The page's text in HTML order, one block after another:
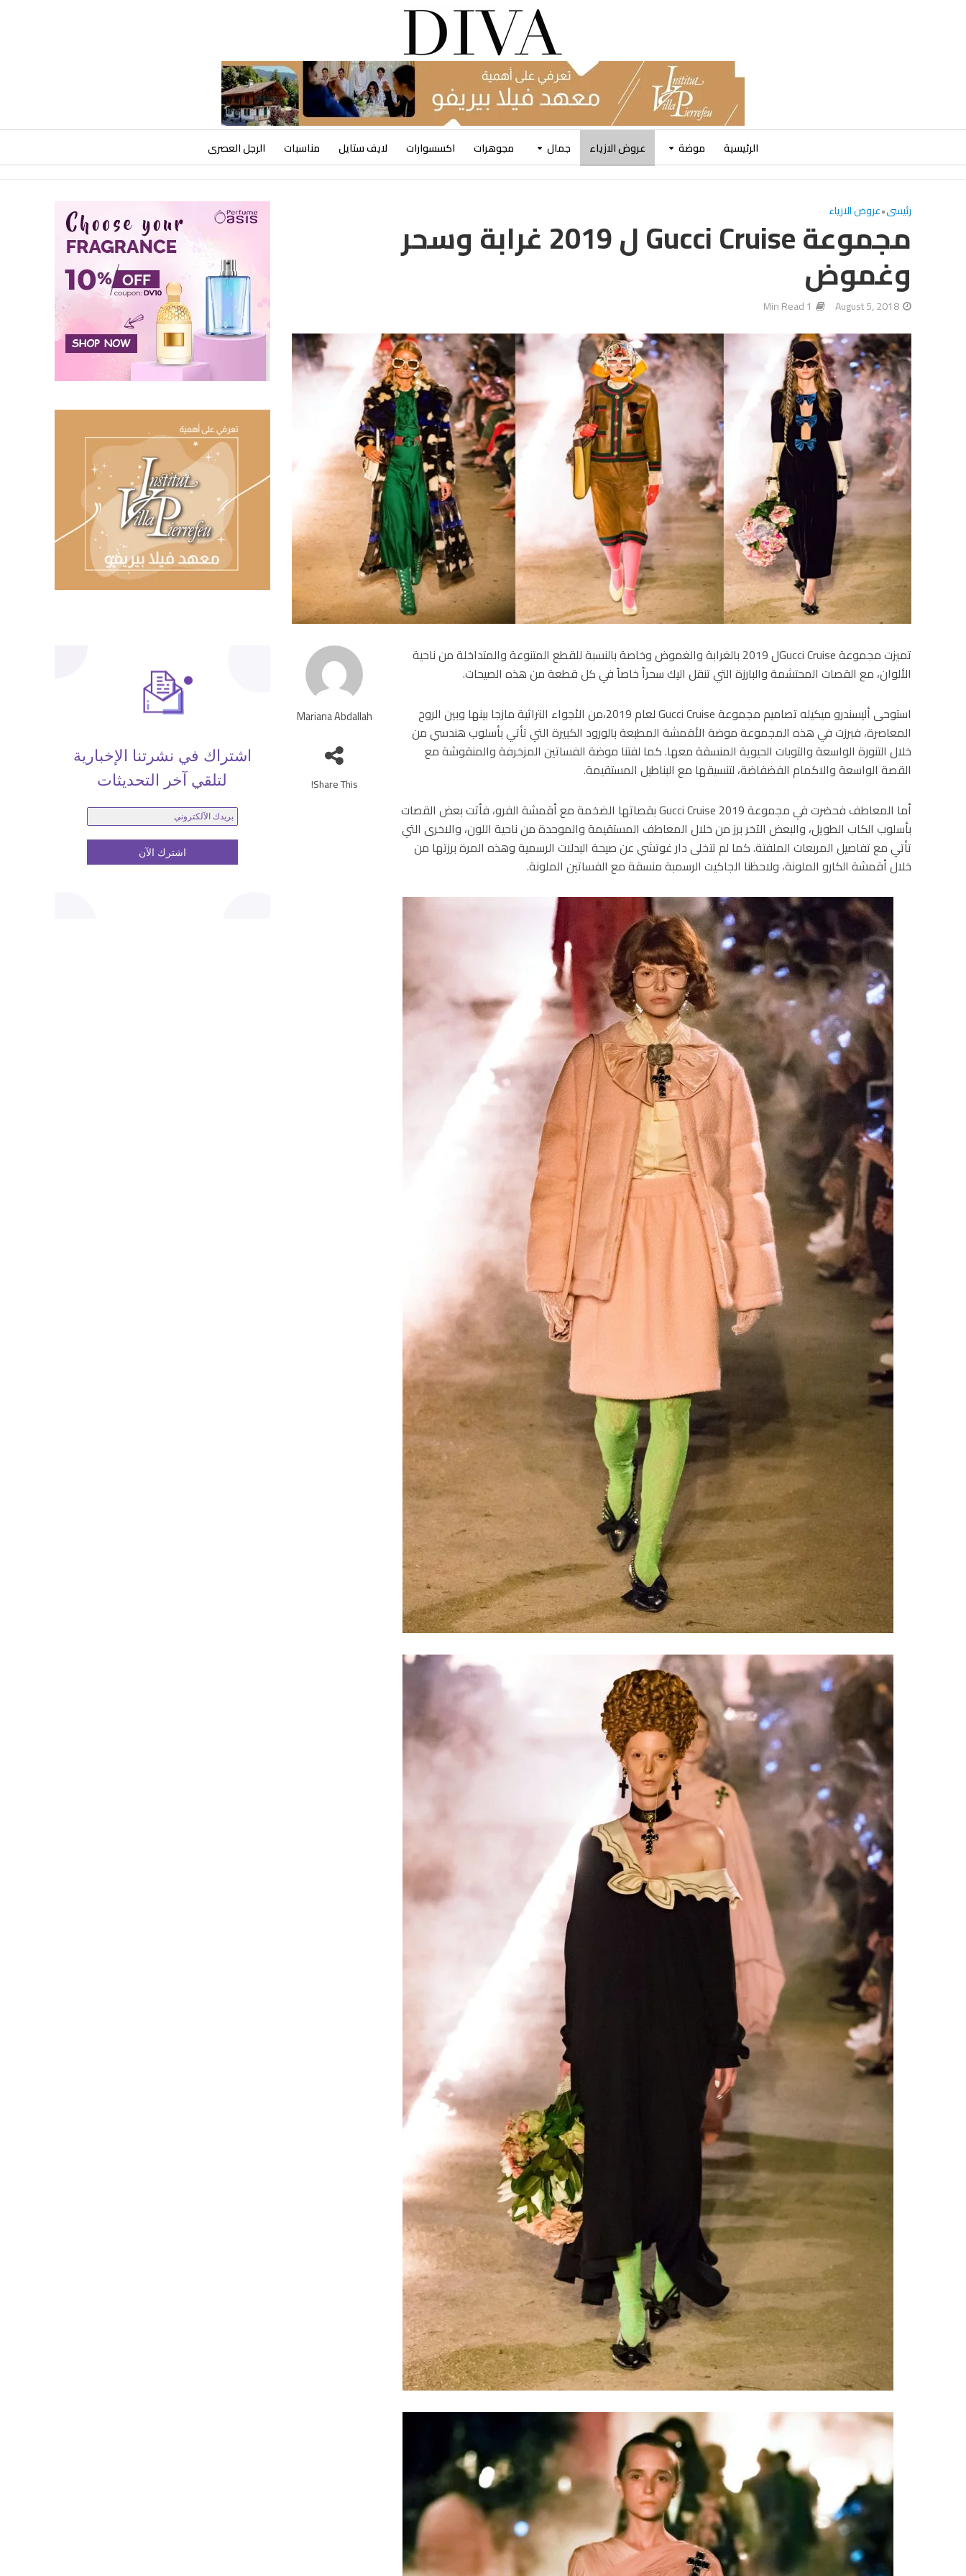
الرئيسية موضة عروض الازياء جمال مجوهرات اكسسوارات لايف ستايل مناسبات الرجل العصرى
اشتراك في نشرتنا الإخبارية
لتلقي آخر التحديثات
رئيسى•عروض الازياء
مجموعة Gucci Cruise ل 2019 غرابة وسحر
وغموض
August 5, 2018
1 Min Read
Mariana Abdallah
Share This!
تميزت مجموعة Gucci Cruiseل 2019 بالغرابة والغموض وخاصة بالنسبة للقطع المتنوعة والمتداخلة من ناحية
الألوان، مع القصات المحتشمة والبارزة التي تنقل اليك سحراّ خاصاً في كل قطعة من هذه الصيحات.
استوحى أليسندرو ميكيله تصاميم مجموعة Gucci Cruise لعام 2019،من الأجواء التراثية مازجا بينها وبين الروح
المعاصرة، فبرزت في هذه المجموعة موضة الأقمشة المطبعة بالورود الكبيرة التي تأتي بأسلوب هندسي من
خلال التنورة الواسعة والتوبات الحيوية المنسقة معها. كما لفتنا موضة الفساتين المزخرفة والمنقوشة مع
القصة الواسعة والاكمام الفضفاضة، لتنسيقها مع البناطيل المستقيمة.
أما المعاطف فحضرت في مجموعة Gucci Cruise 2019 بقصاتها الضخمة مع أقمشة الفرو، فأتت بعض القصات
بأسلوب الكاب الطويل، والبعض الآخر برز من خلال المعاطف المستقيمة والموحدة من ناحية اللون، والاخرى التي
تأتي مع تفاصيل المربعات الملفتة. كما لم تتخلى دار غوتشي عن صيحة البدلات الرسمية وهذه المرة برزتها من
خلال أقمشة الكارو الملونة، ولاحظنا الجاكيت الرسمبة منسقة مع الفساتين الملونة.